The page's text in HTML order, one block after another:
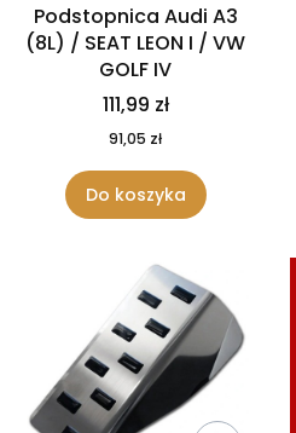
Podstopnica Audi A3
(8L) / SEAT LEON I / VW
GOLF IV
111,99 zł
91,05 zł
Do koszyka